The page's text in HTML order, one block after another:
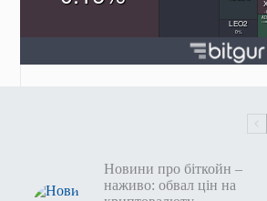
Новини про біткойн –
наживо: обвал цін на